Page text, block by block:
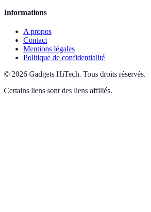
Informations
A propos
Contact
Mentions légales
Politique de confidentialité
© 2026 Gadgets HiTech. Tous droits réservés.
Certains liens sont des liens affiliés.